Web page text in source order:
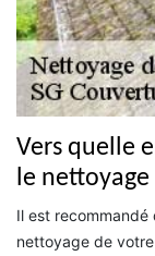
Vers quelle
le
Il est
nettoyage de